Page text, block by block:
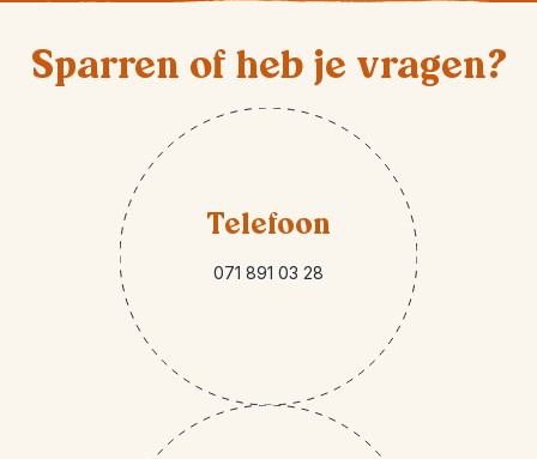
Sparren of heb je vragen?
Telefoon
071 891 03 28